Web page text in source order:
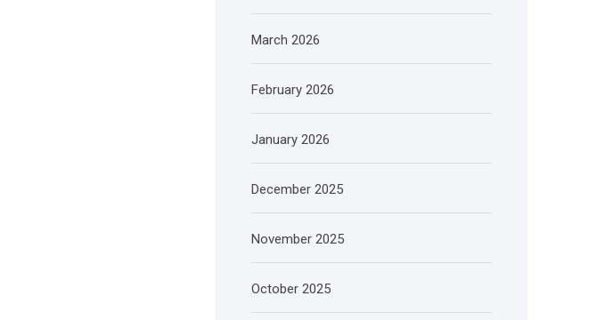
March 2026
February 2026
January 2026
December 2025
November 2025
October 2025